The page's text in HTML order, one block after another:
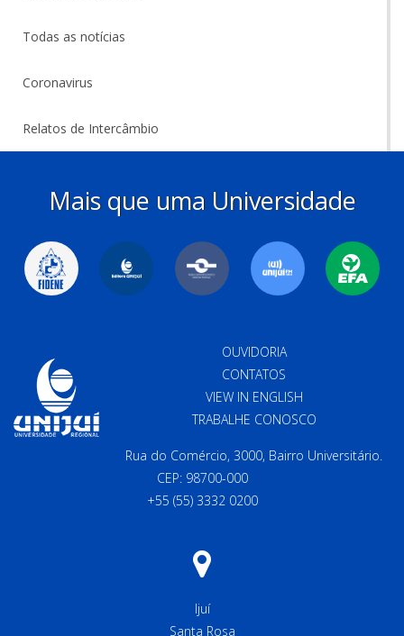
Todas as notícias
Coronavirus
Relatos de Intercâmbio
Mais que uma Universidade
OUVIDORIA
CONTATOS
VIEW IN ENGLISH
TRABALHE CONOSCO
Rua do Comércio, 3000, Bairro Universitário.
CEP: 98700-000
+55 (55) 3332 0200
Ijuí
Santa Rosa